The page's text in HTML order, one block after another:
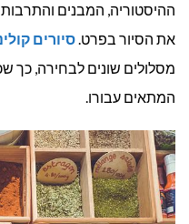
ההיסטוריה, המבנים והתרבות
את הסיור בפרט.סיורים
מסלולים שונים לבחירה, כך
המתאים עבורו.